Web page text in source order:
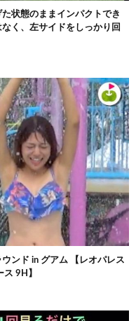
状態のままインパクトでき
く、左サイドをしっかり回
ンド in グアム 【レオパレス
9H】